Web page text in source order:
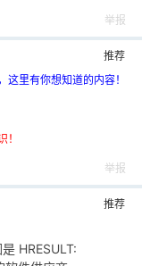
举报
推荐
这里有你想知道的内容！
举报
推荐
HRESULT: